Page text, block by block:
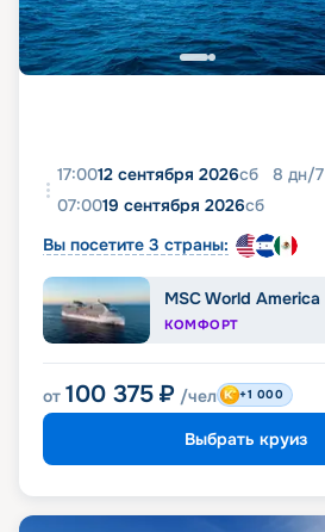
17:0012 сентября 2026сб 8 дн/7
07:0019 сентября 2026сб
Вы посетите 3 страны:
MSC World America
КОМФОРТ
от 100 375 ₽ /чел +1 000
Выбрать круиз